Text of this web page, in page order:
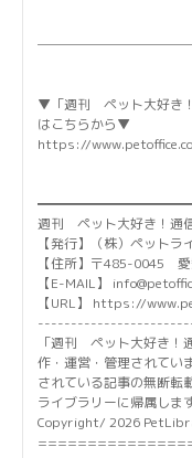
▼「週刊 ペット大好き
はこちらから▼
https://
週刊 ペット大好き！通
【発行】（株）ペット
【住所】〒485-0045
【E-MAIL】
【URL】 https://
「週刊 ペット大好き！
作・運営・管理されて
されている記事の無断転
ライブラリーに帰属しま
Copyright/ 2026